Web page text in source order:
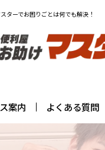
ターでお困りごとは何でも解決！
案内 よくある質問